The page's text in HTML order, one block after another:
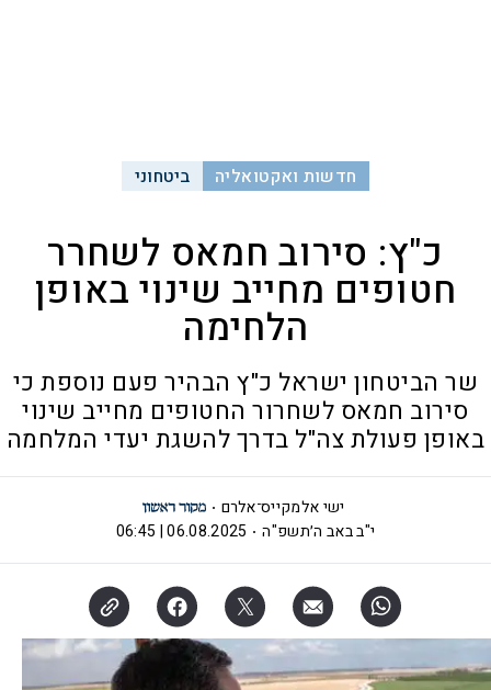
חדשות ואקטואליה ביטחוני
כ"ץ: סירוב חמאס לשחרר
חטופים מחייב שינוי באופן
הלחימה
שר הביטחון ישראל כ"ץ הבהיר פעם נוספת כי
סירוב חמאס לשחרור החטופים מחייב שינוי
באופן פעולת צה"ל בדרך להשגת יעדי המלחמה
ישי אלמקייס־אלרם
י"ב באב ה׳תשפ"ה
06.08.2025 | 06:45